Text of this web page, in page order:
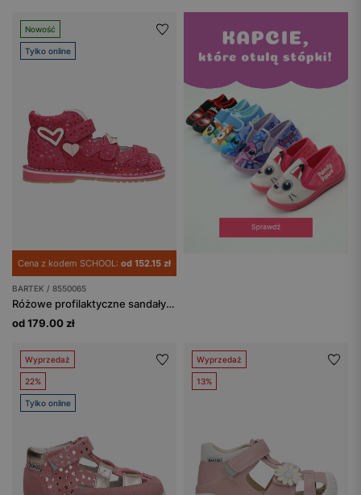
Nowość
Tylko online
Cena z kodem SCHOOL: od 152.15 zł
BARTEK / 8550065
Różowe profilaktyczne sandały zabudowane z serduszami BARTEK 85500-65
od 179.00 zł
Wyprzedaż
22%
Tylko online
Wyprzedaż
13%